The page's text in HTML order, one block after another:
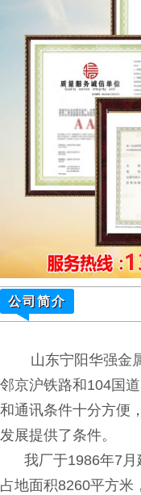
公司简介
山东宁阳华强金
邻京沪铁路和104国
和通讯条件十分方便
发展提供了条件。
我厂于1986年7
占地面积8260平方米